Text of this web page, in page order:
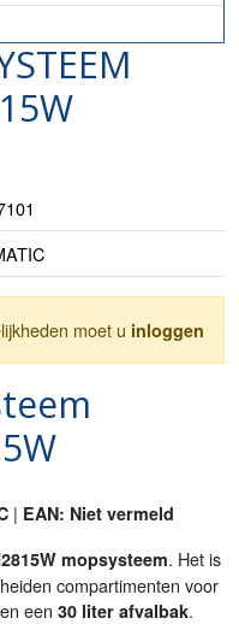
moet u inloggen
| EAN: Niet vermeld
mopsysteem. Het is
compartimenten voor
een 30 liter afvalbak.